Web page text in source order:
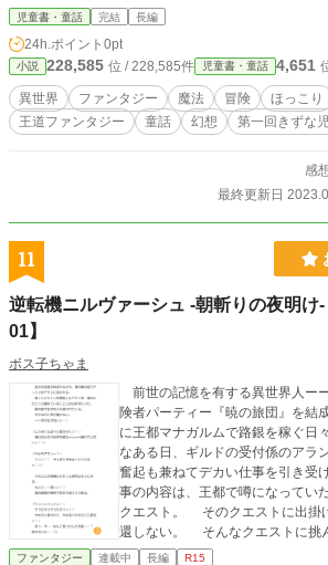
界と幻想界は表裏一体で、片方の
救うべく、幻想界に旅立ったこと
ですぐるは祖父から受け継いだ杖
ていきました。
児童書・童話 完結 長編
24h.ポイント 0pt
小説 228,585 位 / 228,585件 児童書・童話 4,651
異世界 ファンタジー 魔法 冒険 ほっこり
王道ファンタジー
童話 幻想 第一回きずな
感
最終更新日
11
逆転機ニルヴァーシュ -朝斬りの夜明け
01】
ボス子ちゃま
前世の記憶を有する異世界人ー
険者パーティー『暁の旅団』を結
に王都マナガルムで路銀を稼ぐ
なある日、ギルドの受付係のアラ
奮起も兼ねてデカい仕事を引き
事の内容は、王都で噂になってい
クエスト。 そのクエストに出掛
還しない。 そんなクエストに挑
を目前にアランと「籠の目の冒険
ファンタジー 連載中 長編 R15